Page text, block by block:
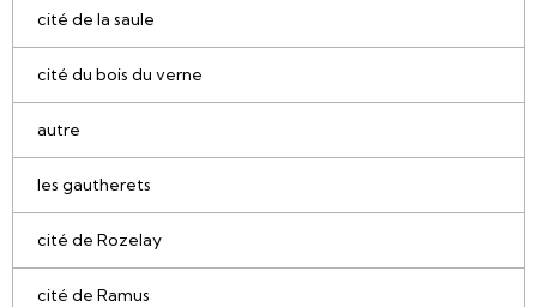
cité de la saule
cité du bois du verne
autre
les gautherets
cité de Rozelay
cité de Ramus